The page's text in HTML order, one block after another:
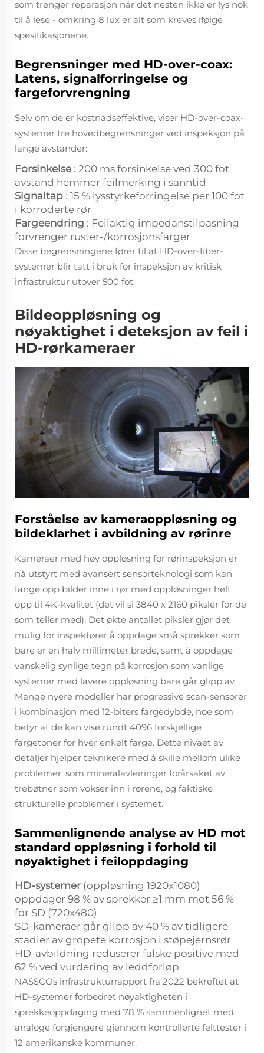
som trenger reparasjon når det nesten ikke er lys nok
til å lese - omkring 8 lux er alt som kreves ifølge
spesifikasjonene.
Begrensninger med HD-over-coax:
Latens, signalforringelse og
fargeforvrengning
Selv om de er kostnadseffektive, viser HD-over-coax-
systemer tre hovedbegrensninger ved inspeksjon på
lange avstander:
Forsinkelse : 200 ms forsinkelse ved 300 fot
avstand hemmer feilmerking i sanntid
Signaltap : 15 % lysstyrkeforringelse per 100 fot
i korroderte rør
Fargeendring : Feilaktig impedanstilpasning
forvrenger ruster-/korrosjonsfarger
Disse begrensningene fører til at HD-over-fiber-
systemer blir tatt i bruk for inspeksjon av kritisk
infrastruktur utover 500 fot.
Bildeoppløsning og
nøyaktighet i deteksjon av feil i
HD-rørkameraer
Forståelse av kameraoppløsning og
bildeklarhet i avbildning av rørinre
Kameraer med høy oppløsning for rørinspeksjon er
nå utstyrt med avansert sensorteknologi som kan
fange opp bilder inne i rør med oppløsninger helt
opp til 4K-kvalitet (det vil si 3840 x 2160 piksler for de
som teller med). Det økte antallet piksler gjør det
mulig for inspektører å oppdage små sprekker som
bare er en halv millimeter brede, samt å oppdage
vanskelig synlige tegn på korrosjon som vanlige
systemer med lavere oppløsning bare går glipp av.
Mange nyere modeller har progressive scan-sensorer
i kombinasjon med 12-biters fargedybde, noe som
betyr at de kan vise rundt 4096 forskjellige
fargetoner for hver enkelt farge. Dette nivået av
detaljer hjelper teknikere med å skille mellom ulike
problemer, som mineralavleiringer forårsaket av
trebøtner som vokser inn i rørene, og faktiske
strukturelle problemer i systemet.
Sammenlignende analyse av HD mot
standard oppløsning i forhold til
nøyaktighet i feiloppdaging
HD-systemer (oppløsning 1920x1080)
oppdager 98 % av sprekker ≥1 mm mot 56 %
for SD (720x480)
SD-kameraer går glipp av 40 % av tidligere
stadier av gropete korrosjon i støpejernsrør
HD-avbildning reduserer falske positive med
62 % ved vurdering av leddforløp
NASSCOs infrastrukturrapport fra 2022 bekreftet at
HD-systemer forbedret nøyaktigheten i
sprekkeoppdaging med 78 % sammenlignet med
analoge forgjengere gjennom kontrollerte felttester i
12 amerikanske kommuner.